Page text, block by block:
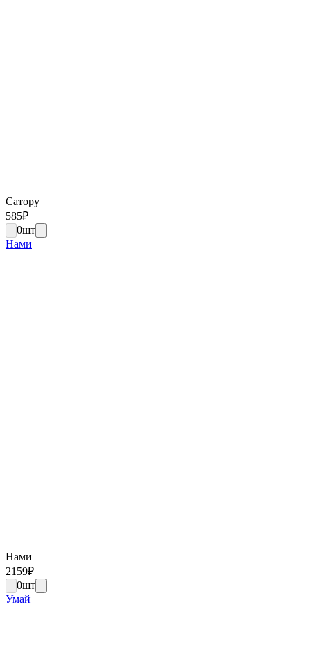
Сатору
585₽
0шт
Нами
Нами
2159₽
0шт
Умай